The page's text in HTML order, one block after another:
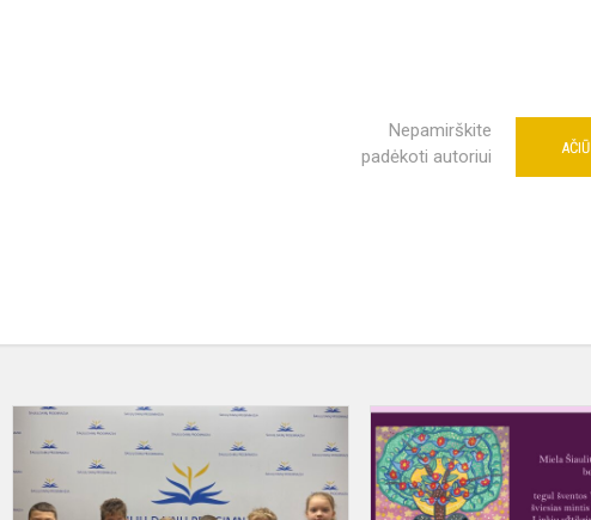
Nepamirškite
padėkoti autoriui
AČIŪ
Miela
Šiaulių
Dainų
progimnazijos
Projekto
,,Kalbų
kengūra”
dalyviai